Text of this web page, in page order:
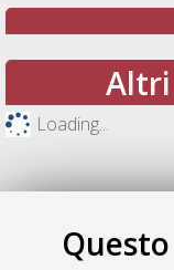
Loading...